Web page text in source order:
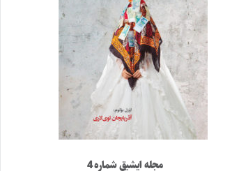
مجله ایشیق شماره 4